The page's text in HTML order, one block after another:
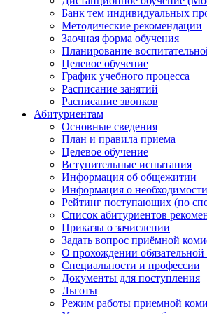
Банк тем индивидуальных
Методические рекомендации
Заочная форма обучения
Планирование
Целевое обучение
График учебного процесса
Расписание занятий
Расписание звонков
Абитуриентам
Основные сведения
План и правила приема
Целевое обучение
Вступительные испытания
Информация об общежитии
Информация о
Рейтинг поступающих (по
Список абитуриентов
Приказы о зачислении
Задать вопрос приёмной
О прохождении обязательной
Специальности и профессии
Документы для поступления
Льготы
Режим работы приемной